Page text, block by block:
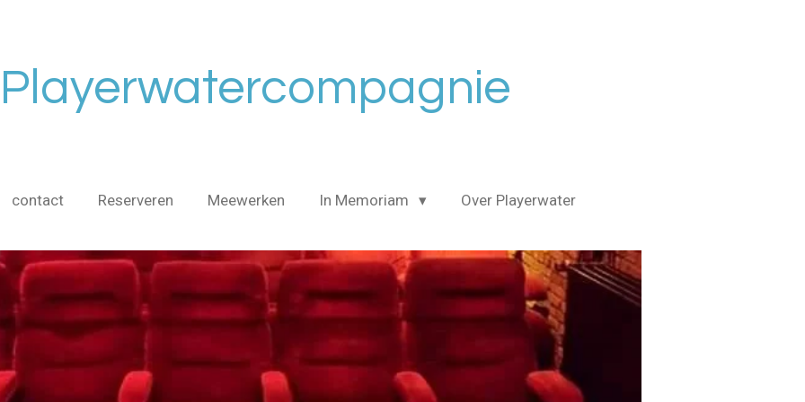
Playerwatercompagnie
contact Reserveren Meewerken In Memoriam Over Playerwater